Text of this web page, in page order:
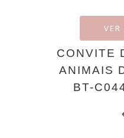
VER
CONVITE
ANIMAIS
BT-